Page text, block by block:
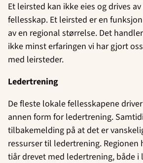
Et leirsted kan ikke eies og drives
fellesskap. Et leirsted er en
av en regional størrelse. Det
ikke minst erfaringen vi har gjort
med leirsteder.
Ledertrening
De fleste lokale fellesskapene
annen form for ledertrening.
tilbakemelding på at det er
ressurser til ledertrening. Regionen
tiår drevet med ledertrening, både i